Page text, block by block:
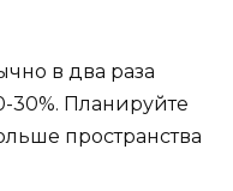
в два раза
30%. Планируйте
пространства